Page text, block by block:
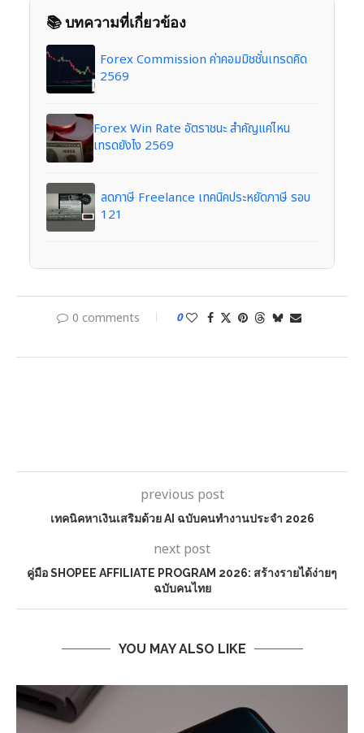
📚 บทความที่เกี่ยวข้อง
Forex Commission ค่าคอมมิชชั่นเทรดคิด
2569
Forex Win Rate อัตราชนะ สำคัญแค่ไหน
เทรดยังไง 2569
ลดภาษี Freelance เทคนิคประหยัดภาษี รอบ
121
0 comments 0
previous post
เทคนิคหาเงินเสริมด้วย AI ฉบับคนทำงานประจำ 2026
next post
คู่มือ SHOPEE AFFILIATE PROGRAM 2026: สร้างรายได้ง่ายๆ
ฉบับคนไทย
YOU MAY ALSO LIKE